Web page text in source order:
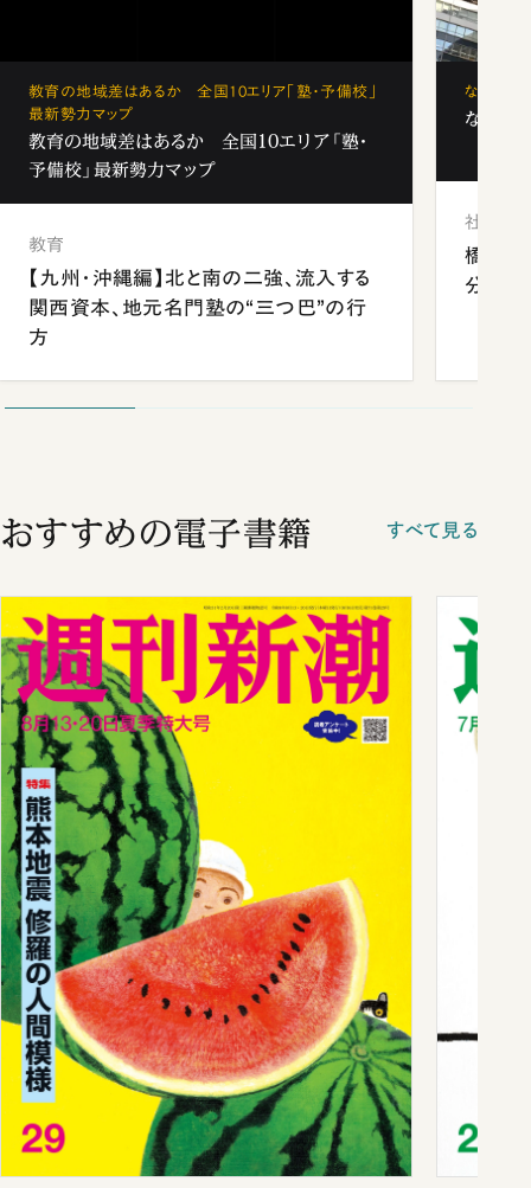
教育の地域差はあるか 全国10エリア「塾・予備校」
最新勢力マップ
教育の地域差はあるか 全国10エリア「塾・
予備校」最新勢力マップ
教育
【九州・沖縄編】北と南の二強、流入する
関西資本、地元名門塾の“三つ巴”の行
方
なぜ「フ
なぜ「
社会
橋本愛
分 佐
おすすめの電子書籍 すべて見る